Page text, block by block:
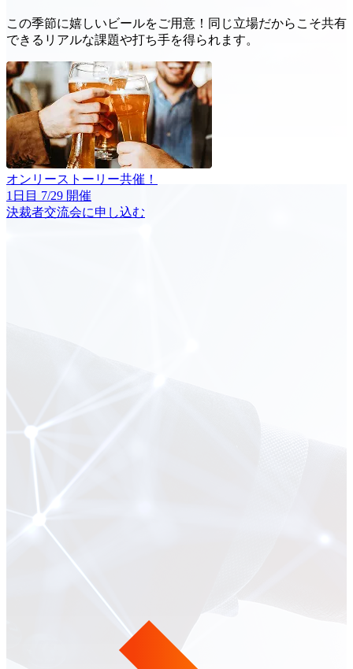
この季節に嬉しいビールをご用意！同じ立場だからこそ共有
できるリアルな課題や打ち手を得られます。
オンリーストーリー共催！
1日目 7/29 開催
決裁者交流会に申し込む